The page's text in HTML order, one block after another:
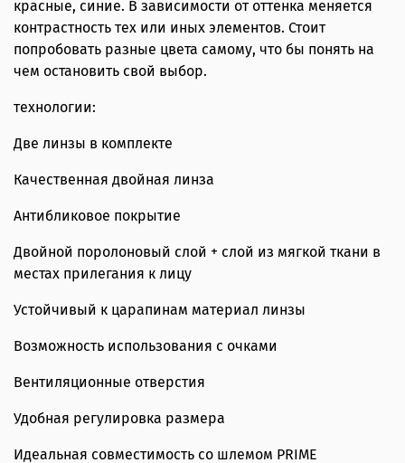
красные, синие. В зависимости от оттенка меняется
контрастность тех или иных элементов. Стоит
попробовать разные цвета самому, что бы понять на
чем остановить свой выбор.
технологии:
Две линзы в комплекте
Качественная двойная линза
Антибликовое покрытие
Двойной поролоновый слой + слой из мягкой ткани в
местах прилегания к лицу
Устойчивый к царапинам материал линзы
Возможность использования с очками
Вентиляционные отверстия
Удобная регулировка размера
Идеальная совместимость со шлемом PRIME